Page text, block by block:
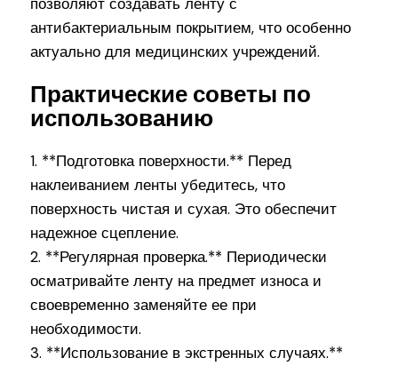
антибактериальным покрытием, что особенно
актуально для медицинских учреждений.
Практические советы по
использованию
1. **Подготовка поверхности.** Перед
наклеиванием ленты убедитесь, что
поверхность чистая и сухая. Это обеспечит
надежное сцепление.
2. **Регулярная проверка.** Периодически
осматривайте ленту на предмет износа и
своевременно заменяйте ее при
необходимости.
3. **Использование в экстренных случаях.**